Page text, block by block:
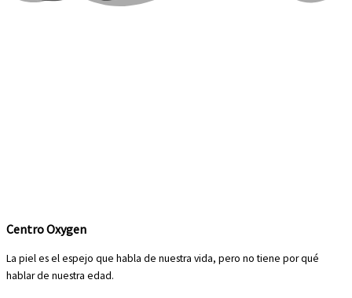
Centro Oxygen
La piel es el espejo que habla de nuestra vida, pero no tiene por qué
hablar de nuestra edad.